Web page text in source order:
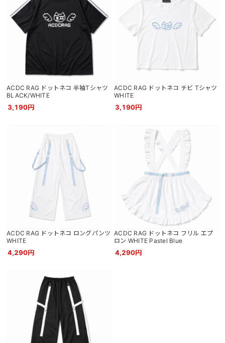
ACDC RAG ドットネコ 半袖Tシャツ
BLACK/WHITE
3,190円
ACDC RAG ドットネコ チビ Tシャツ
WHITE
3,190円
ACDC RAG ドットネコ ロングパンツ
WHITE
4,290円
ACDC RAG ドットネコ フリル エプ
ロン WHITE Pastel Blue
4,290円